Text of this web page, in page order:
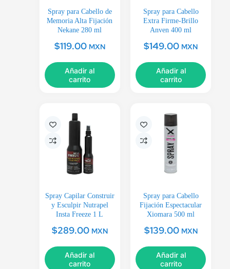
Spray para Cabello de
Memoria Alta Fijación
Nekane 280 ml
$119.00 MXN
Añadir al
carrito
Spray para Cabello
Extra Firme-Brillo
Anven 400 ml
$149.00 MXN
Añadir al
carrito
Spray Capilar Construir
y Esculpir Nutrapel
Insta Freeze 1 L
$289.00 MXN
Añadir al
carrito
Spray para Cabello
Fijación Espectacular
Xiomara 500 ml
$139.00 MXN
Añadir al
carrito